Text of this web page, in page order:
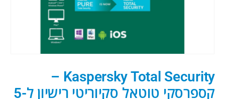
Kaspersky Total Security –
קספרסקי טוטאל סקיוריטי רישיון ל-5